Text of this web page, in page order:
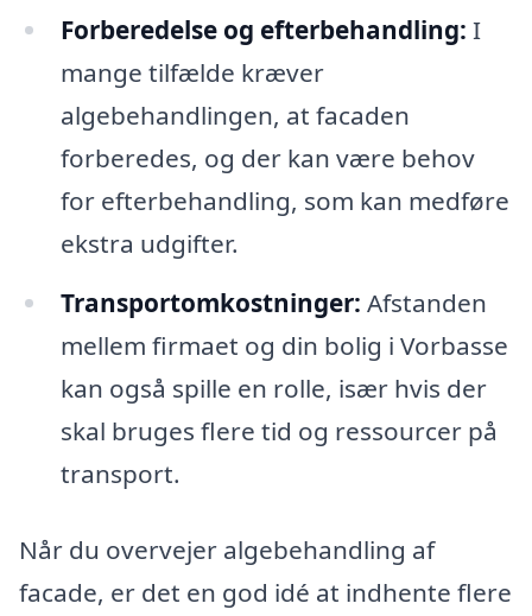
Forberedelse og efterbehandling: I
mange tilfælde kræver
algebehandlingen, at facaden
forberedes, og der kan være behov
for efterbehandling, som kan medføre
ekstra udgifter.
Transportomkostninger: Afstanden
mellem firmaet og din bolig i Vorbasse
kan også spille en rolle, især hvis der
skal bruges flere tid og ressourcer på
transport.
Når du overvejer algebehandling af
facade, er det en god idé at indhente flere